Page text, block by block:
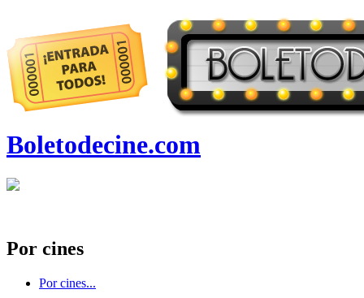
Boletodecine.com
Por cines
Por cines...